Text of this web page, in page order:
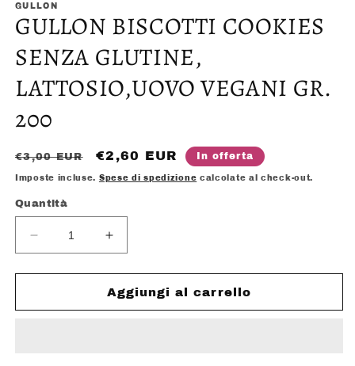
multimediali
1
in
modale
GULLON
GULLON BISCOTTI COOKIES
SENZA GLUTINE,
LATTOSIO,UOVO VEGANI GR.
200
Prezzo
di
€3,00 EUR
Prezzo
scontato
€2,60 EUR In offerta
Imposte incluse. Spese di spedizione calcolate al check-out.
Quantità
Diminuisci
quantità
per
BISCOTTI
Aumenta
quantità
per
GULLON
BISCOTTI
Aggiungi al carrello